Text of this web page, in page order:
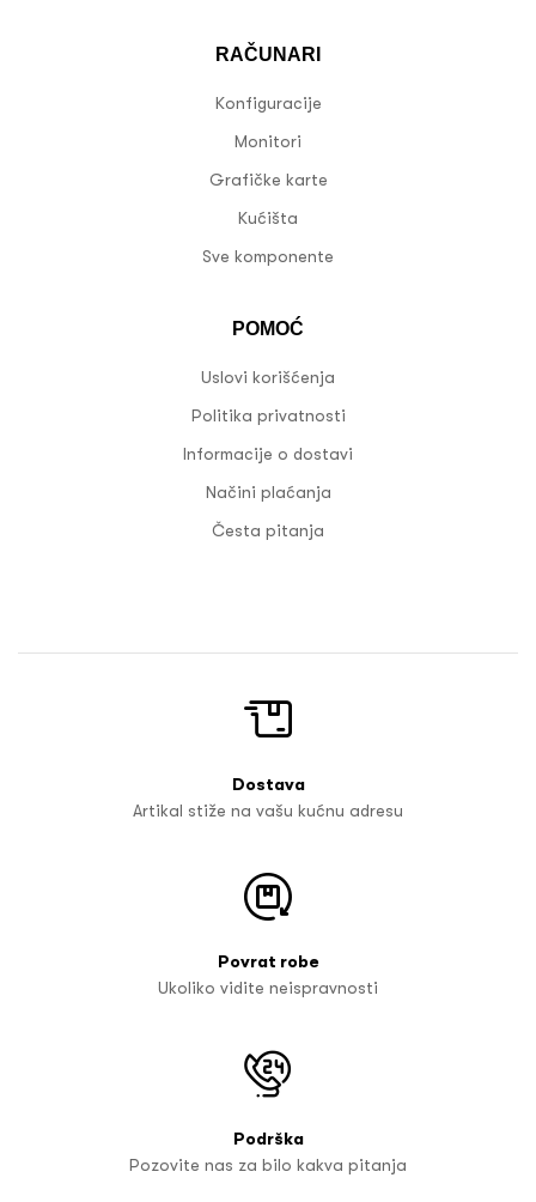
RAČUNARI
Konfiguracije
Monitori
Grafičke karte
Kućišta
Sve komponente
POMOĆ
Uslovi korišćenja
Politika privatnosti
Informacije o dostavi
Načini plaćanja
Česta pitanja
Dostava
Artikal stiže na vašu kućnu adresu
Povrat robe
Ukoliko vidite neispravnosti
Podrška
Pozovite nas za bilo kakva pitanja